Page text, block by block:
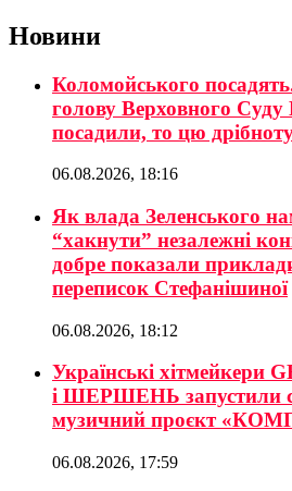
Новини
Коломойського
голову Верховного Суду
посадили, то цю
06.08.2026, 18:16
Як влада Зеленського
“хакнути” незалежні
добре показали
переписок Стефанішиної
06.08.2026, 18:12
Українські хітмейкери
і ШЕРШЕНЬ запустили
музичний проєкт
06.08.2026, 17:59